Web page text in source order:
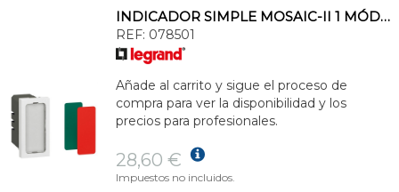
INDICADOR SIMPLE MOSAIC-II 1 MÓDULO
REF: 078501
Añade al carrito y sigue el proceso de
compra para ver la disponibilidad y los
precios para profesionales.
28,60 €
Impuestos no incluidos.